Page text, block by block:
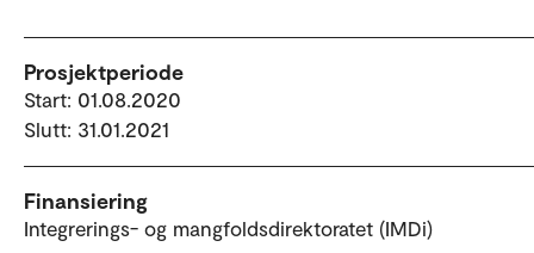
Prosjektperiode
Start: 01.08.2020
Slutt: 31.01.2021
Finansiering
Integrerings- og mangfoldsdirektoratet (IMDi)